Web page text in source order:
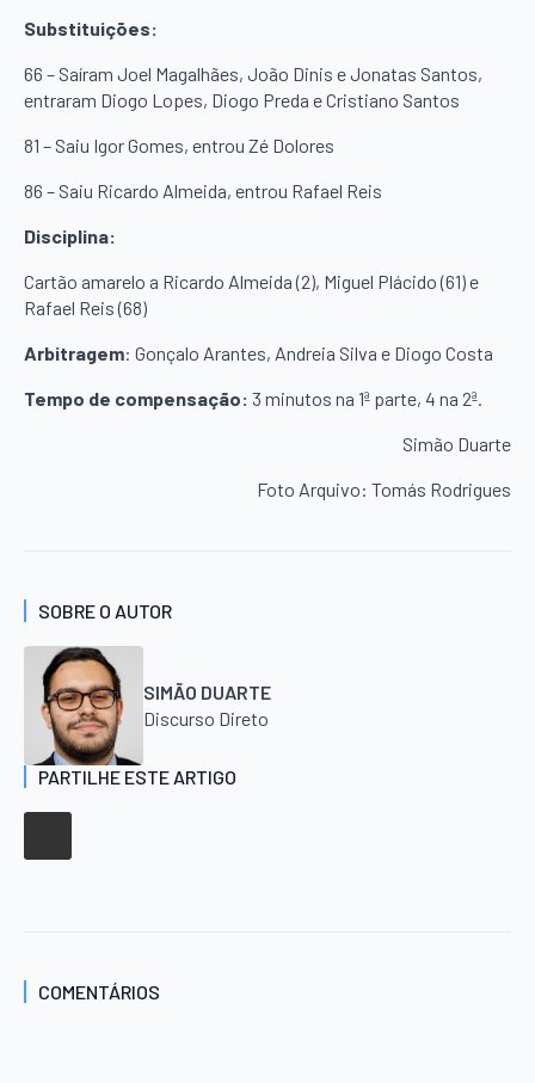
Substituições:
66 – Saíram Joel Magalhães, João Dinis e Jonatas Santos,
entraram Diogo Lopes, Diogo Preda e Cristiano Santos
81 – Saiu Igor Gomes, entrou Zé Dolores
86 – Saiu Ricardo Almeida, entrou Rafael Reis
Disciplina:
Cartão amarelo a Ricardo Almeida (2), Miguel Plácido (61) e
Rafael Reis (68)
Arbitragem: Gonçalo Arantes, Andreia Silva e Diogo Costa
Tempo de compensação: 3 minutos na 1ª parte, 4 na 2ª.
Simão Duarte
Foto Arquivo: Tomás Rodrigues
SOBRE O AUTOR
SIMÃO DUARTE
Discurso Direto
PARTILHE ESTE ARTIGO
COMENTÁRIOS